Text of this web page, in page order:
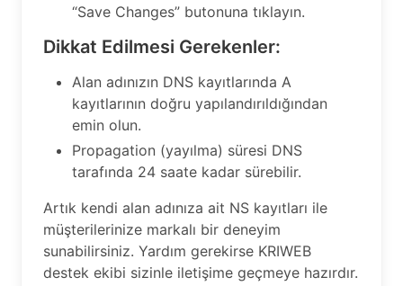
“Save Changes” butonuna tıklayın.
Dikkat Edilmesi Gerekenler:
Alan adınızın DNS kayıtlarında A
kayıtlarının doğru yapılandırıldığından
emin olun.
Propagation (yayılma) süresi DNS
tarafında 24 saate kadar sürebilir.
Artık kendi alan adınıza ait NS kayıtları ile
müşterilerinize markalı bir deneyim
sunabilirsiniz. Yardım gerekirse KRIWEB
destek ekibi sizinle iletişime geçmeye hazırdır.